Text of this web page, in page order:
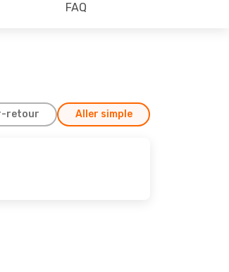
FAQ
retour Aller simple